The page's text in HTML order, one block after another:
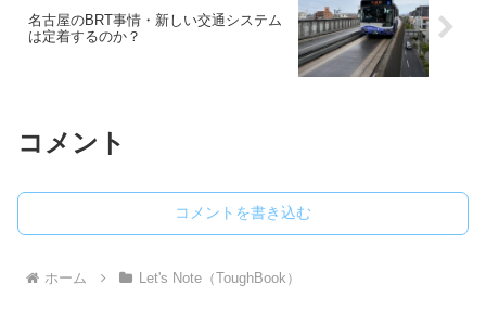
名古屋のBRT事情・新しい交通システム
は定着するのか？
コメント
コメントを書き込む
ホーム Let's Note（ToughBook）